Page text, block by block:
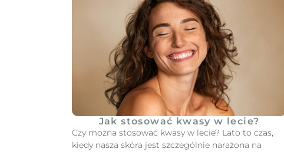
Jak stosować kwasy w lecie?
Czy można stosować kwasy w lecie? Lato to czas,
kiedy nasza skóra jest szczególnie narażona na